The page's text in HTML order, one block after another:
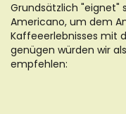
Grundsätzlich "eignet"
Americano, um dem
Kaffeeerlebnisses mit
genügen würden wir
empfehlen: